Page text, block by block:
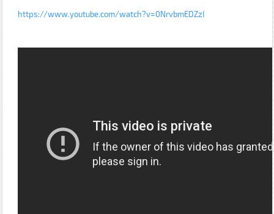
https://www.youtube.com/watch?v=0NrvbmEDZzI